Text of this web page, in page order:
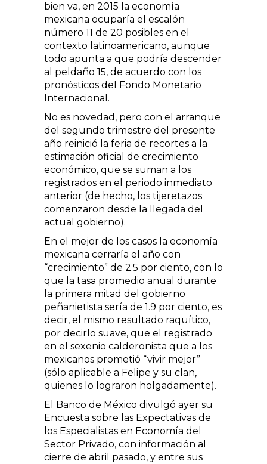
bien va, en 2015 la economía
mexicana ocuparía el escalón
número 11 de 20 posibles en el
contexto latinoamericano, aunque
todo apunta a que podría descender
al peldaño 15, de acuerdo con los
pronósticos del Fondo Monetario
Internacional.
No es novedad, pero con el arranque
del segundo trimestre del presente
año reinició la feria de recortes a la
estimación oficial de crecimiento
económico, que se suman a los
registrados en el periodo inmediato
anterior (de hecho, los tijeretazos
comenzaron desde la llegada del
actual gobierno).
En el mejor de los casos la economía
mexicana cerraría el año con
“crecimiento” de 2.5 por ciento, con lo
que la tasa promedio anual durante
la primera mitad del gobierno
peñanietista sería de 1.9 por ciento, es
decir, el mismo resultado raquítico,
por decirlo suave, que el registrado
en el sexenio calderonista que a los
mexicanos prometió “vivir mejor”
(sólo aplicable a Felipe y su clan,
quienes lo lograron holgadamente).
El Banco de México divulgó ayer su
Encuesta sobre las Expectativas de
los Especialistas en Economía del
Sector Privado, con información al
cierre de abril pasado, y entre sus